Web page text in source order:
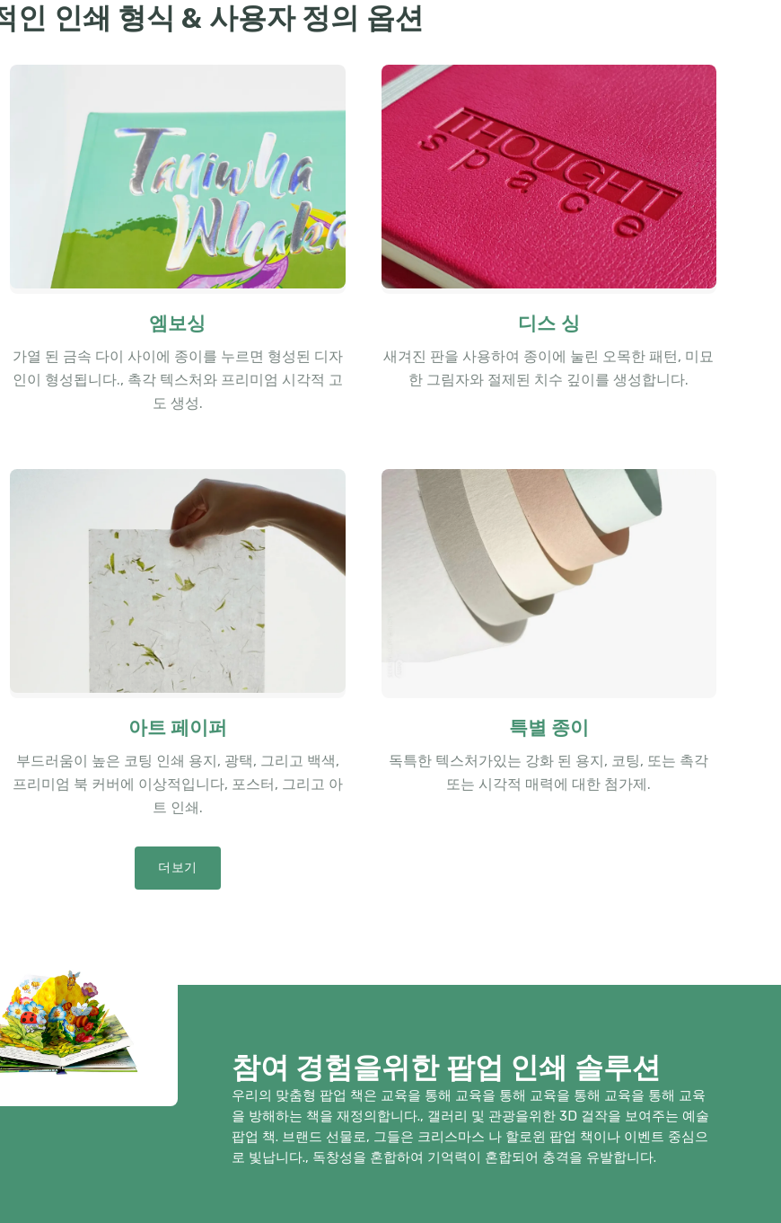
인 인쇄 형식 & 사용자 정의 옵션
엠보싱
가열 된 금속 다이 사이에 종이를 누르면 형성된 디자
인이 형성됩니다., 촉각 텍스처와 프리미엄 시각적 고
도 생성.
디스 싱
새겨진 판을 사용하여 종이에 눌린 오목한 패턴, 미묘
한 그림자와 절제된 치수 깊이를 생성합니다.
아트 페이퍼
부드러움이 높은 코팅 인쇄 용지, 광택, 그리고 백색,
프리미엄 북 커버에 이상적입니다, 포스터, 그리고 아
트 인쇄.
특별 종이
독특한 텍스처가있는 강화 된 용지, 코팅, 또는 촉각
또는 시각적 매력에 대한 첨가제.
더보기
참여 경험을위한 팝업 인쇄 솔루션
우리의 맞춤형 팝업 책은 교육을 통해 교육을 통해 교육을 통해 교육을 통해 교육
을 방해하는 책을 재정의합니다., 갤러리 및 관광을위한 3D 걸작을 보여주는 예술
팝업 책. 브랜드 선물로, 그들은 크리스마스 나 할로윈 팝업 책이나 이벤트 중심으
로 빛납니다., 독창성을 혼합하여 기억력이 혼합되어 충격을 유발합니다.